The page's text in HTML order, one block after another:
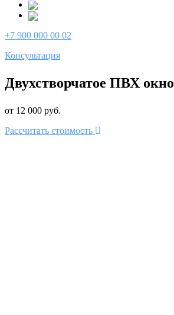
+7 900 000 00 02
Консультация
Двухстворчатое ПВХ окно
от 12 000 руб.
Рассчитать стоимость